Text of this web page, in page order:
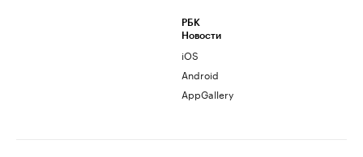
РБК
Новости
iOS
Android
AppGallery